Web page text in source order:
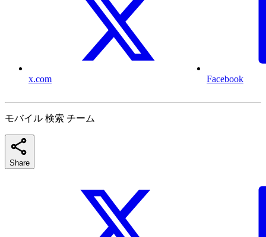
x.com Facebook
モバイル 検索 チーム
Share